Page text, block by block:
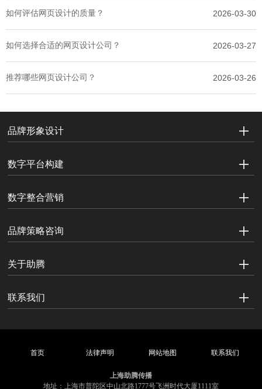
如何评估网页设计的质量？ 2026-03-30
如何选择合适的网页设计公司？ 2026-03-27
推荐哪些网页设计公司？ 2026-03-26
品牌形象设计
数字平台构建
数字整合营销
品牌策略咨询
关于助腾
联系我们
首页 法律声明 网站地图 联系我们
上海助腾传播
地址：上海市普陀区中山北路1777号飞洲时代大厦1111室